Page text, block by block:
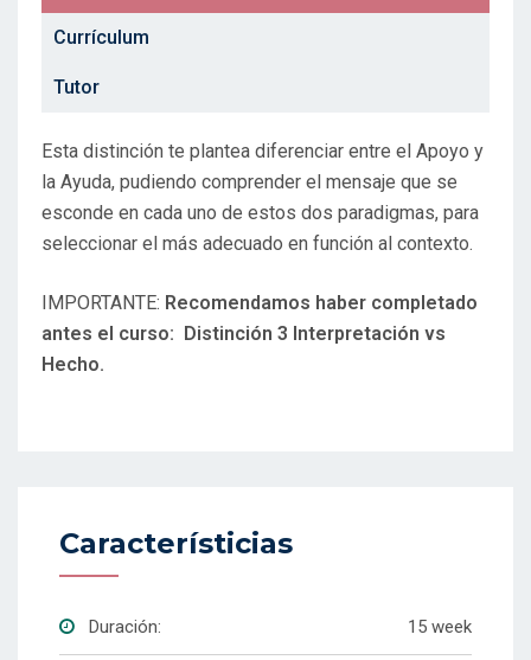
Currículum
Tutor
Esta distinción te plantea diferenciar entre el Apoyo y
la Ayuda, pudiendo comprender el mensaje que se
esconde en cada uno de estos dos paradigmas, para
seleccionar el más adecuado en función al contexto.
IMPORTANTE: Recomendamos haber completado
antes el curso: Distinción 3 Interpretación vs
Hecho.
Característicias
Duración: 15 week